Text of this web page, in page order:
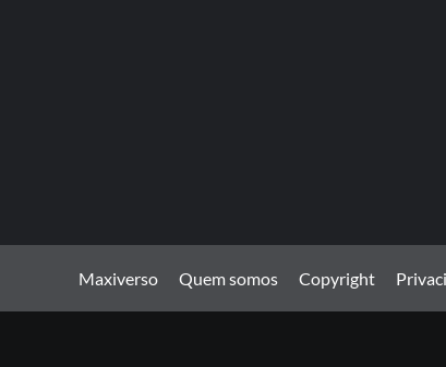
Maxiverso Quem somos Copyright